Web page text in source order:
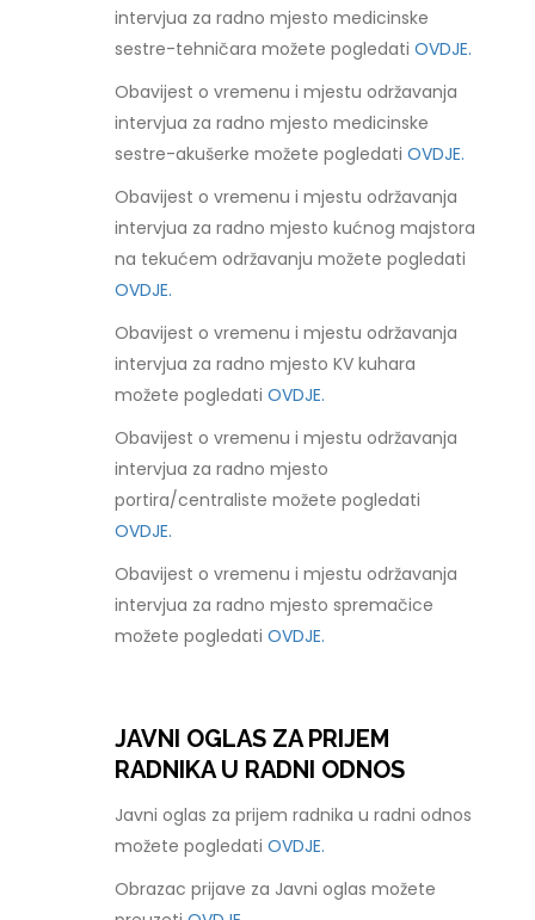
intervjua za radno mjesto medicinske
sestre-tehničara možete pogledatiOVDJE.
Obavijest o vremenu i mjestu održavanja
intervjua za radno mjesto medicinske
sestre-akušerke možete pogledatiOVDJE.
Obavijest o vremenu i mjestu održavanja
intervjua za radno mjesto kućnog majstora
na tekućem održavanju možete pogledati
OVDJE.
Obavijest o vremenu i mjestu održavanja
intervjua za radno mjesto KV kuhara
možete pogledatiOVDJE.
Obavijest o vremenu i mjestu održavanja
intervjua za radno mjesto
portira/centraliste možete pogledati
OVDJE.
Obavijest o vremenu i mjestu održavanja
intervjua za radno mjesto spremačice
možete pogledatiOVDJE.
JAVNI OGLAS ZA PRIJEM
RADNIKA U RADNI ODNOS
Javni oglas za prijem radnika u radni odnos
možete pogledatiOVDJE.
Obrazac prijave za Javni oglas možete